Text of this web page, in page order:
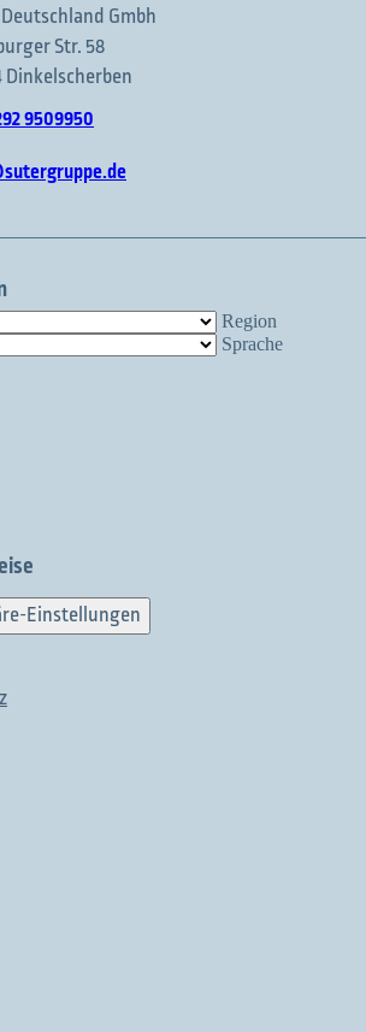
Gmbh
Str. 58
Dinkelscherben
9509950
Region
Sprache
Einstellungen